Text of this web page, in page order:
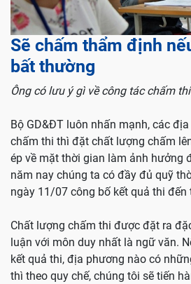
Sẽ chấm thẩm định
bất thường
Ông có lưu ý gì về công tác chấm
Bộ GD&ĐT luôn nhấn mạnh, các
chấm thi thì đặt chất lượng chấm
ép về mặt thời gian làm ảnh hưởng
năm nay chúng ta có đầy đủ quỹ
ngày 11/07 công bố kết quả thi đến
Chất lượng chấm thi được đặt ra
luận với môn duy nhất là ngữ văn.
kết quả thi, địa phương nào có
thì theo quy chế, chúng tôi sẽ tiến